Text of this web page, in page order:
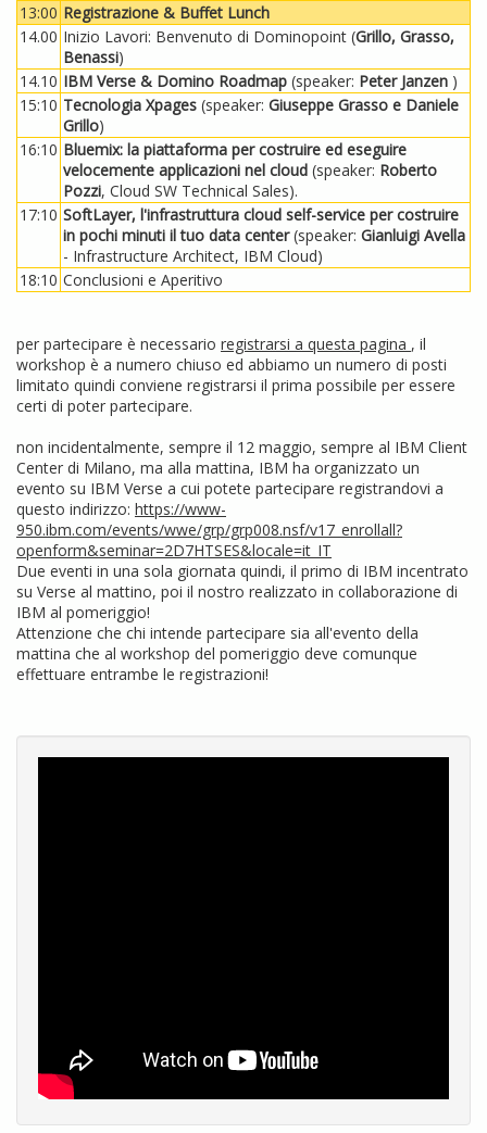
13:00 Registrazione & Buffet Lunch
14.00 Inizio Lavori: Benvenuto di Dominopoint (Grillo, Grasso,
Benassi)
14.10 IBM Verse & Domino Roadmap (speaker: Peter Janzen )
15:10 Tecnologia Xpages(speaker: Giuseppe Grasso e Daniele
Grillo)
16:10 Bluemix: la piattaforma per costruire ed eseguire
velocemente applicazioni nel cloud(speaker: Roberto
Pozzi, Cloud SW Technical Sales).
17:10 SoftLayer, l'infrastruttura cloud self-service per costruire
in pochi minuti il tuo data center(speaker: Gianluigi Avella
- Infrastructure Architect, IBM Cloud)
18:10 Conclusioni e Aperitivo
per partecipare è necessario registrarsi a questa pagina , il
workshop è a numero chiuso ed abbiamo un numero di posti
limitato quindi conviene registrarsi il prima possibile per essere
certi di poter partecipare.
non incidentalmente, sempre il 12 maggio, sempre al IBM Client
Center di Milano, ma alla mattina, IBM ha organizzato un
evento su IBM Verse a cui potete partecipare registrandovi a
questo indirizzo: https://www-
950.ibm.com/events/wwe/grp/grp008.nsf/v17_enrollall?
openform&seminar=2D7HTSES&locale=it_IT
Due eventi in una sola giornata quindi, il primo di IBM incentrato
su Verse al mattino, poi il nostro realizzato in collaborazione di
IBM al pomeriggio!
Attenzione che chi intende partecipare sia all'evento della
mattina che al workshop del pomeriggio deve comunque
effettuare entrambe le registrazioni!